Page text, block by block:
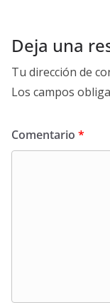
Deja una
Tu dirección de
Los campos
Comentario *